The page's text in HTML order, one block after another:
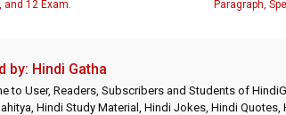
Paragraph,
and 12 Exam.
by: Hindi Gatha
to User, Readers, Subscribers and Students of
Hindi Study Material, Hindi Jokes, Hindi